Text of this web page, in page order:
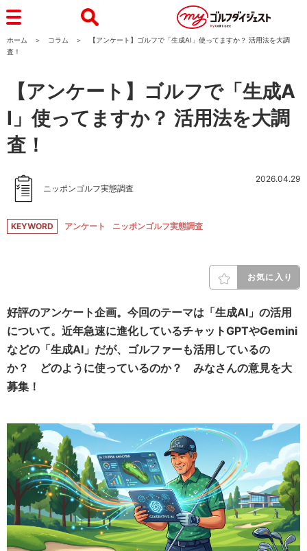
ホーム コラム
【アンケート】ゴルフで「生成AI」使ってますか？ 活用法を大調
査！
【アンケート】ゴルフで「生成A
I」使ってますか？ 活用法を大調
査！
ニッポンゴルフ実態調査
2026.04.29
KEYWORD アンケート ニッポンゴルフ実態調査
お気に入り
好評のアンケート企画。今回のテーマは「生成AI」の活用
について。近年急速に進化しているチャットGPTやGemini
などの「生成AI」だが、ゴルファーも活用しているの
か？ どのように使っているのか？ みなさんの意見を大
募集！